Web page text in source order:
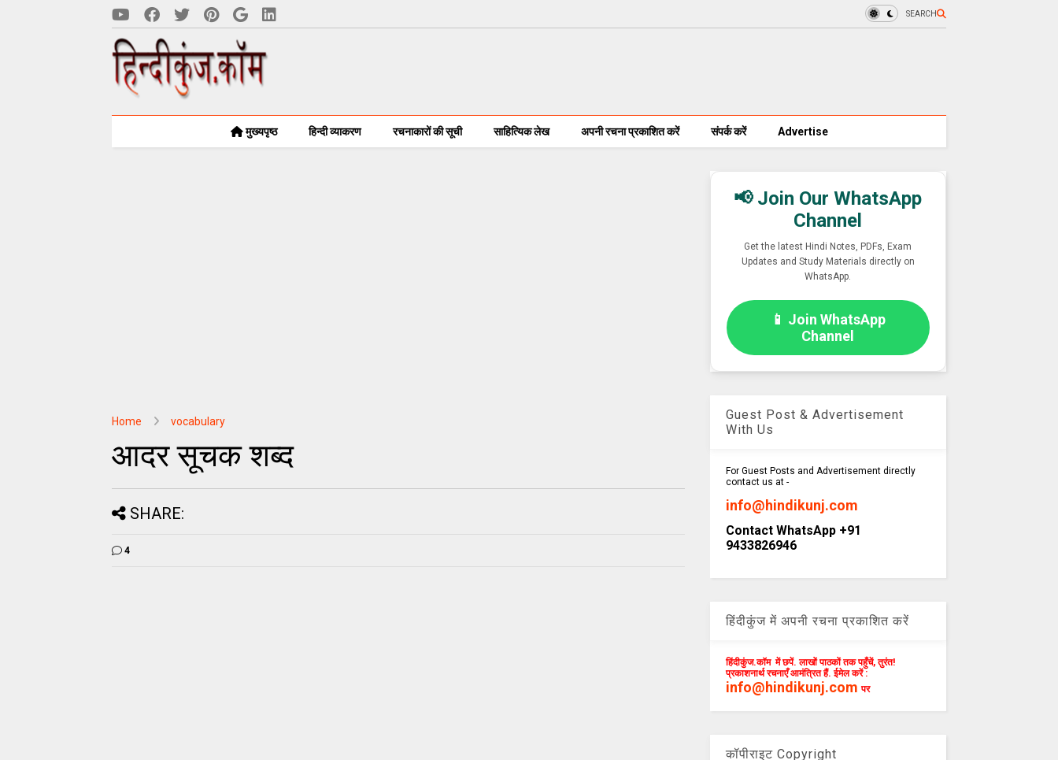
SEARCH
मुख्यपृष्ठ हिन्दी व्याकरण रचनाकारों की सूची साहित्यिक लेख अपनी रचना प्रकाशित करें संपर्क करें Advertise
Home vocabulary
आदर सूचक शब्द
SHARE:
4
📢 Join Our WhatsApp
Channel
Get the latest Hindi Notes, PDFs, Exam
Updates and Study Materials directly on
WhatsApp.
📱 Join WhatsApp
Channel
Guest Post & Advertisement
With Us
For Guest Posts and Advertisement directly
contact us at -
info@hindikunj.com
Contact WhatsApp +91
9433826946
हिंदीकुंज में अपनी रचना प्रकाशित करें
हिंदीकुंज.कॉम में छपें. लाखों पाठकों तक पहुँचें, तुरंत!
प्रकाशनार्थ रचनाएँ आमंत्रित हैं. ईमेल करें :
info@hindikunj.com पर
कॉपीराइट Copyright